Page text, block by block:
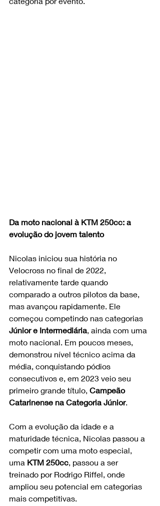
Da moto nacional à KTM 250cc: a
evolução do jovem talento
Nicolas iniciou sua história no
Velocross no final de 2022,
relativamente tarde quando
comparado a outros pilotos da base,
mas avançou rapidamente. Ele
começou competindo nas categorias
Júnior e Intermediária , ainda com uma
moto nacional. Em poucos meses,
demonstrou nível técnico acima da
média, conquistando pódios
consecutivos e, em 2023 veio seu
primeiro grande título, Campeão
Catarinense na Categoria Júnior.
Com a evolução da idade e a
maturidade técnica, Nicolas passou a
competir com uma moto especial,
uma KTM 250cc , passou a ser
treinado por Rodrigo Riffel, onde
ampliou seu potencial em categorias
mais competitivas.